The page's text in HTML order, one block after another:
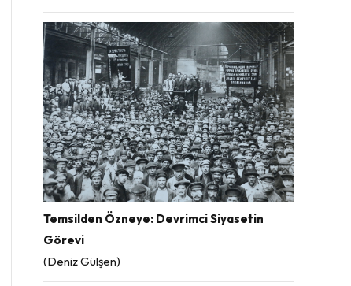
Temsilden Özneye: Devrimci Siyasetin
Görevi
(Deniz Gülşen)